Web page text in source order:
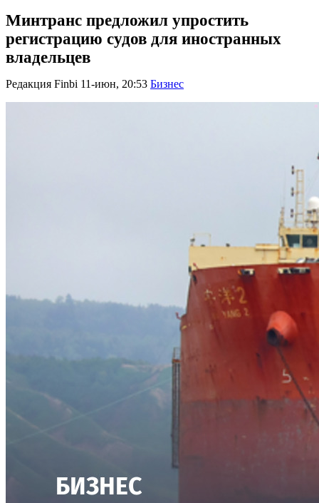
Минтранс предложил упростить
регистрацию судов для иностранных
владельцев
Редакция Finbi 11-июн, 20:53 Бизнес